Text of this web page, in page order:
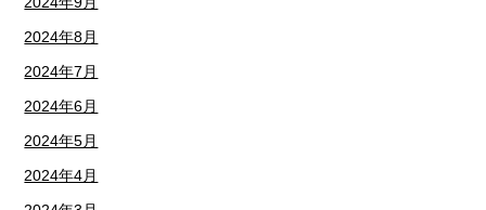
2024年8月
2024年7月
2024年6月
2024年5月
2024年4月